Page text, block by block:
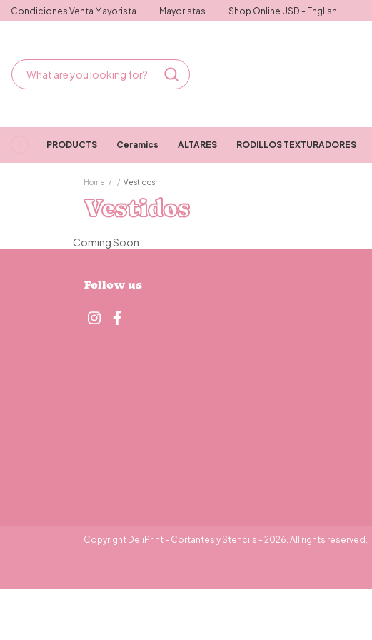
Condiciones Venta Mayorista Mayoristas Shop Online USD - English
PRODUCTS Ceramics ALTARES RODILLOS TEXTURADORES
Home / / Vestidos
Vestidos
Coming Soon
Follow us
Copyright DeliPrint - Cortantes y Stencils - 2026. All rights reserved.